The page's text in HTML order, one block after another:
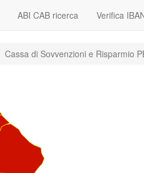
ABI CAB ricerca Verifica
Cassa di Sovvenzioni e Risparmio